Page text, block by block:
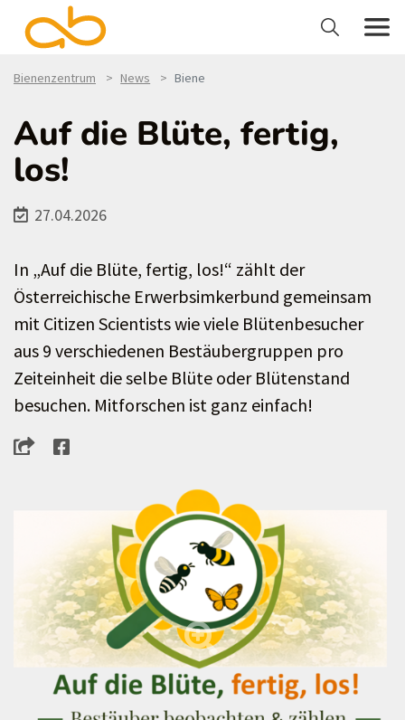
Bienenzentrum News Biene
Auf die Blüte, fertig,
los!
27.04.2026
In „Auf die Blüte, fertig, los!“ zählt der
Österreichische Erwerbsimkerbund gemeinsam
mit Citizen Scientists wie viele Blütenbesucher
aus 9 verschiedenen Bestäubergruppen pro
Zeiteinheit die selbe Blüte oder Blütenstand
besuchen. Mitforschen ist ganz einfach!